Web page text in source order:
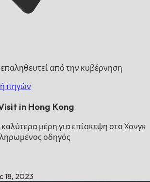
από την κυβέρνηση
πηγών
in Hong Kong
μέρη για επίσκεψη στο Χονγκ
οδηγός
18, 2023